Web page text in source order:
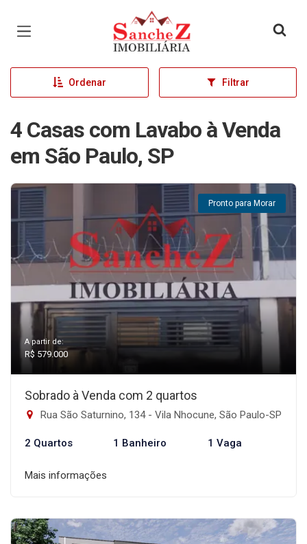
Página inicial
Ordenar Filtrar
4 Casas com Lavabo à Venda
em São Paulo, SP
Pronto para Morar
A partir de:
R$ 579.000
Sobrado à Venda com 2 quartos
Rua São Saturnino, 134 - Vila Nhocune, São Paulo-SP
2 Quartos 1 Banheiro 1 Vaga
Mais informações